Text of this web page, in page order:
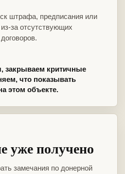
штрафа, предписания или
за отсутствующих
закрываем критичные
что показывать
этом объекте.
уже получено
замечания по донерной